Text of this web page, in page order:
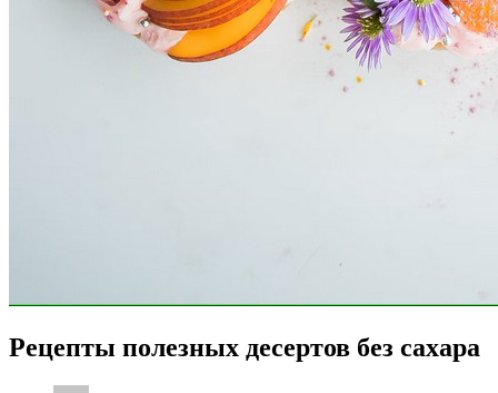
Рецепты полезных десертов без сахара